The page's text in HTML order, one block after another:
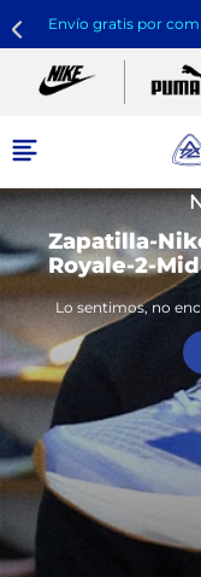
Envío gratis por
Zapatilla-
Royale-2-
Lo sentimos, no